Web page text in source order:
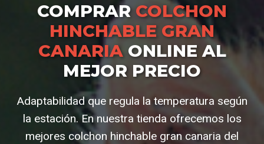
COMPRAR COLCHON
HINCHABLE GRAN
CANARIAONLINE AL
MEJOR PRECIO
Adaptabilidad que regula la temperatura según
la estación. En nuestra tienda ofrecemos los
mejores colchon hinchable gran canaria del